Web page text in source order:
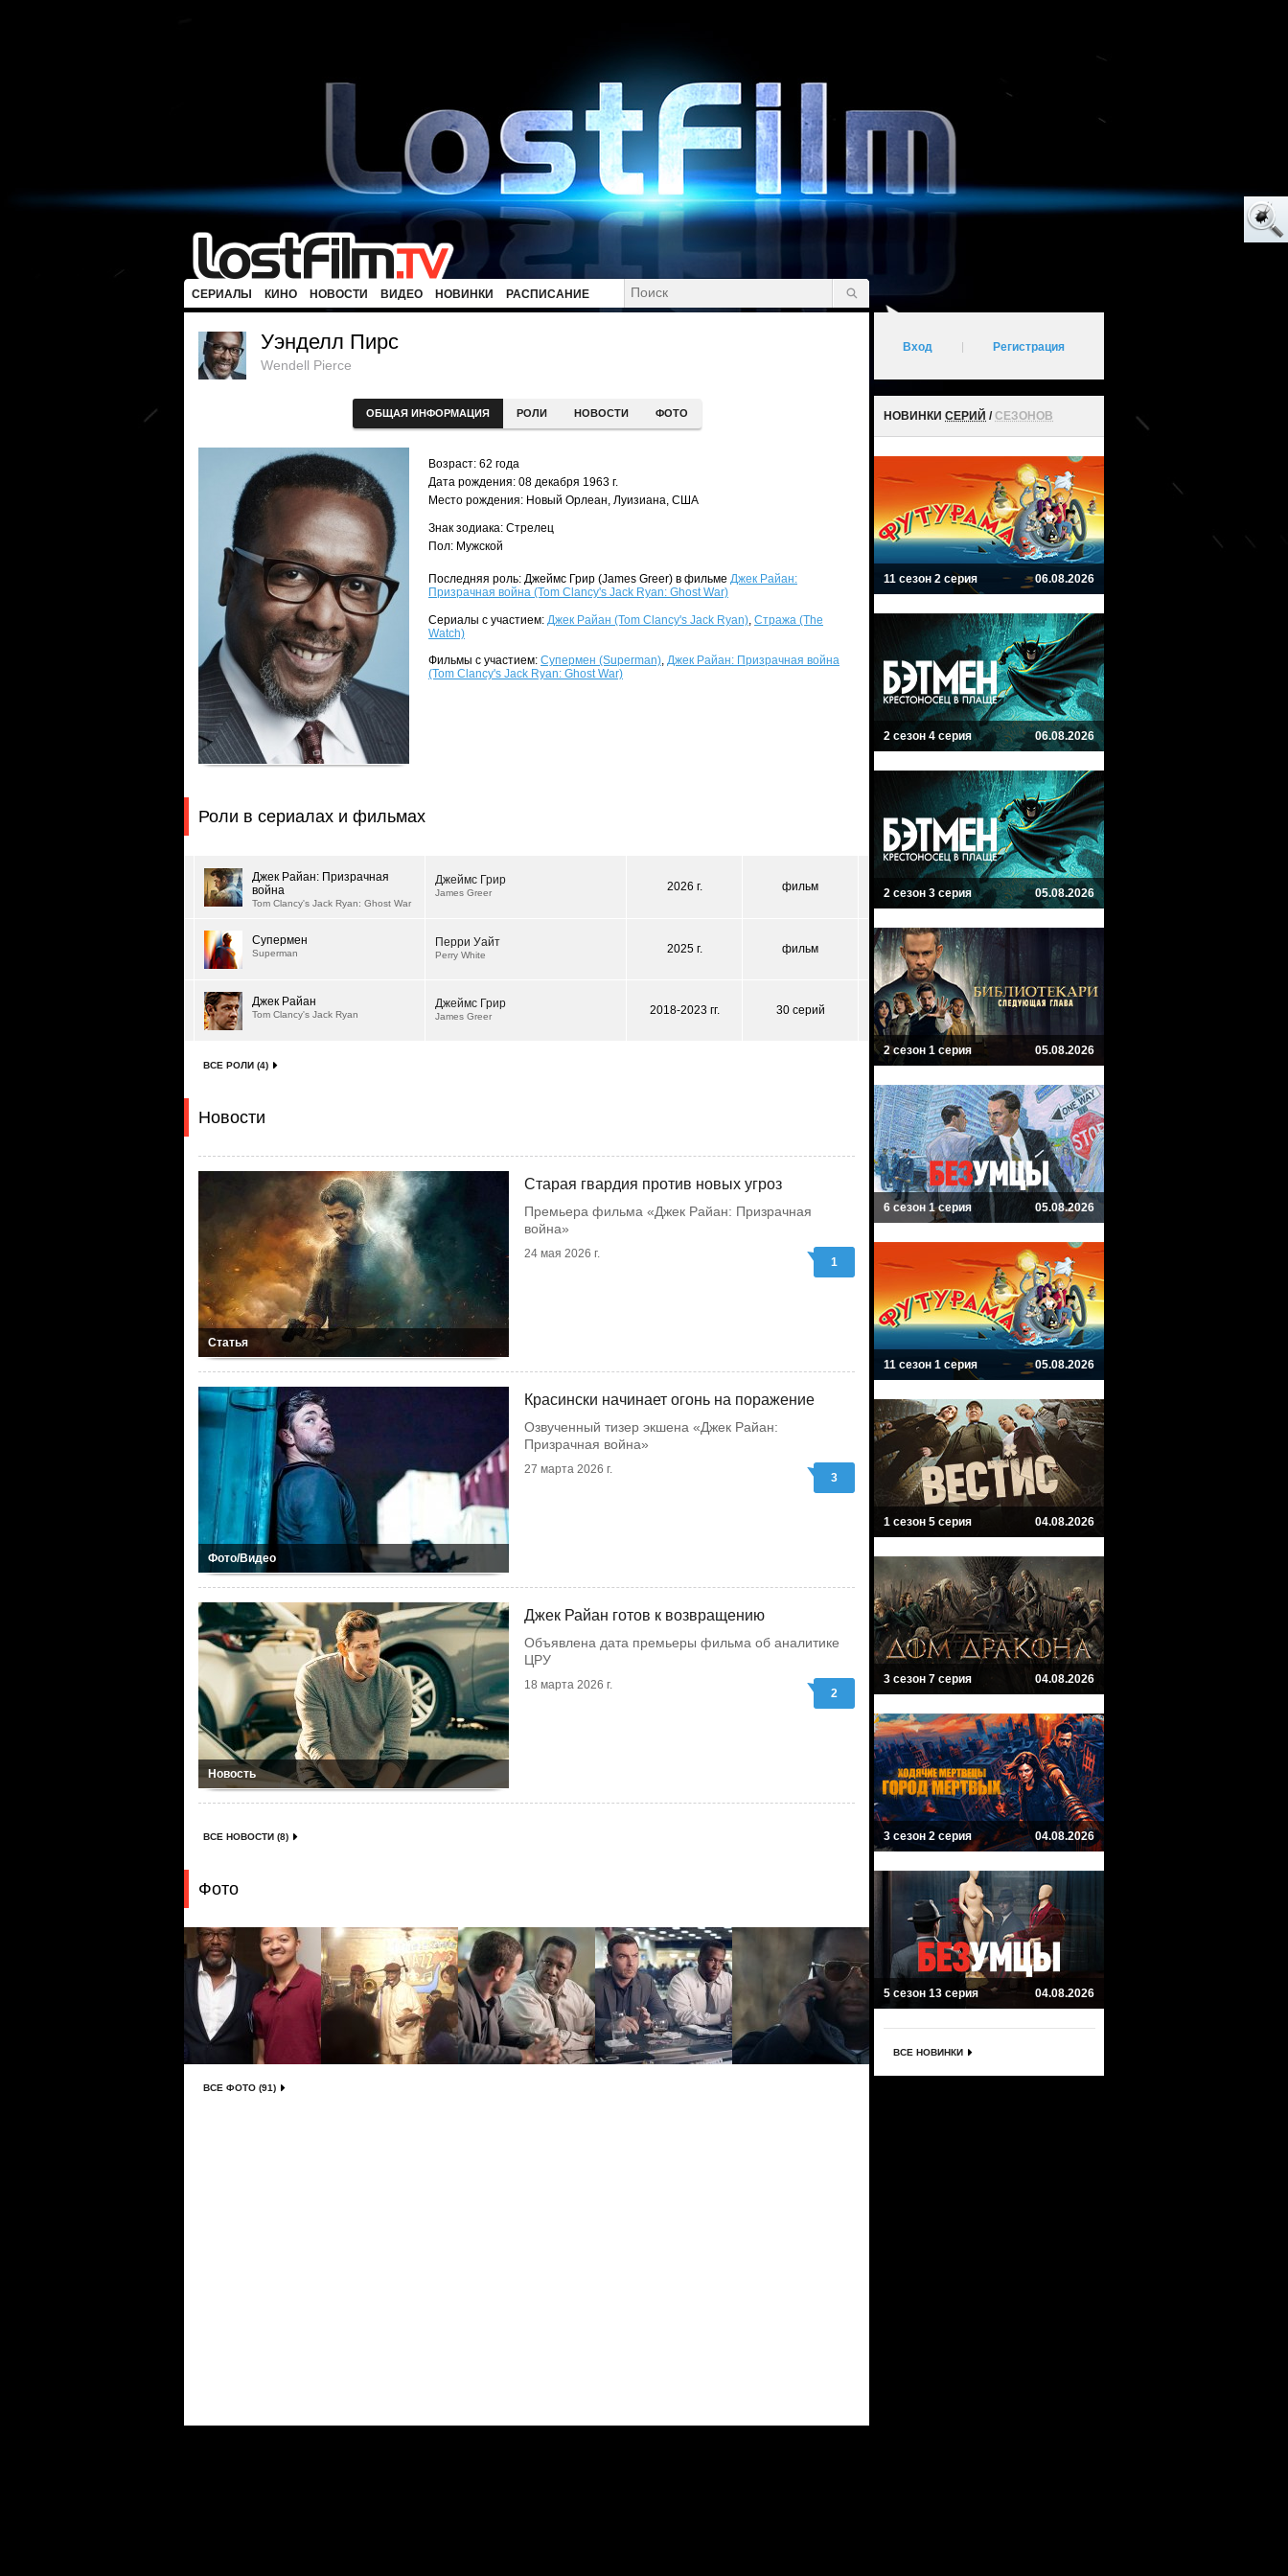
СЕРИАЛЫ КИНО НОВОСТИ ВИДЕО НОВИНКИ РАСПИСАНИЕ
Уэнделл Пирс
Wendell Pierce
ОБЩАЯ ИНФОРМАЦИЯ РОЛИ НОВОСТИ ФОТО
Возраст: 62 года
Дата рождения: 08 декабря 1963 г.
Место рождения: Новый Орлеан, Луизиана, США
Знак зодиака: Стрелец
Пол: Мужской
Последняя роль: Джеймс Грир (James Greer) в фильме Джек Райан:
Призрачная война (Tom Clancy's Jack Ryan: Ghost War)
Сериалы с участием: Джек Райан (Tom Clancy's Jack Ryan), Стража (The
Watch)
Фильмы с участием: Супермен (Superman), Джек Райан: Призрачная война
(Tom Clancy's Jack Ryan: Ghost War)
Роли в сериалах и фильмах
Джек Райан: Призрачная
война
Tom Clancy's Jack Ryan: Ghost War
Джеймс Грир
James Greer 2026 г. фильм
Супермен
Superman
Перри Уайт
Perry White 2025 г. фильм
Джек Райан
Tom Clancy's Jack Ryan
Джеймс Грир
James Greer 2018-2023 гг. 30 серий
ВСЕ РОЛИ (4)
Новости
Статья
Старая гвардия против новых угроз
Премьера фильма «Джек Райан: Призрачная
война»
24 мая 2026 г.
1
Фото/Видео
Красински начинает огонь на поражение
Озвученный тизер экшена «Джек Райан:
Призрачная война»
27 марта 2026 г.
3
Новость
Джек Райан готов к возвращению
Объявлена дата премьеры фильма об аналитике
ЦРУ
18 марта 2026 г.
2
ВСЕ НОВОСТИ (8)
Фото
ВСЕ ФОТО (91)
Вход Регистрация
НОВИНКИ СЕРИЙ /СЕЗОНОВ
11 сезон 2 серия 06.08.2026
2 сезон 4 серия 06.08.2026
2 сезон 3 серия 05.08.2026
2 сезон 1 серия 05.08.2026
6 сезон 1 серия 05.08.2026
11 сезон 1 серия 05.08.2026
1 сезон 5 серия 04.08.2026
3 сезон 7 серия 04.08.2026
3 сезон 2 серия 04.08.2026
5 сезон 13 серия 04.08.2026
ВСЕ НОВИНКИ